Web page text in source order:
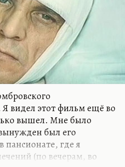
видел этот фильм ещё во
вышел. Мне было
был его
пансионате, где я
(по вечерам, во